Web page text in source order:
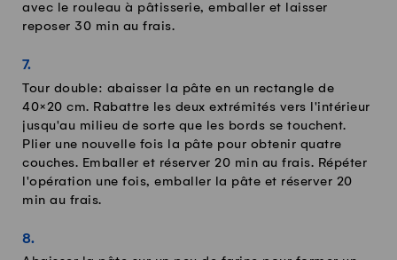
avec le rouleau à pâtisserie, emballer et laisser
reposer 30 min au frais.
Tour double: abaisser la pâte en un rectangle de
40×20 cm. Rabattre les deux extrémités vers l'intérieur
jusqu'au milieu de sorte que les bords se touchent.
Plier une nouvelle fois la pâte pour obtenir quatre
couches. Emballer et réserver 20 min au frais. Répéter
l'opération une fois, emballer la pâte et réserver 20
min au frais.